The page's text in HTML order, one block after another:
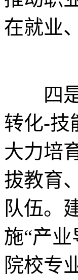
在就业
四是
转化-技
大力培
拔教育
队伍。
施“产
院校专